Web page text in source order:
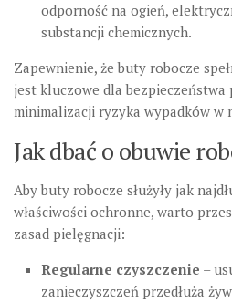
odporność na ogień,
substancji chemicznych.
Zapewnienie, że buty robocze
jest kluczowe dla bezpieczeństwa
minimalizacji ryzyka wypadków w
Jak dbać o obuwie
Aby buty robocze służyły jak
właściwości ochronne, warto
zasad pielęgnacji:
Regularne czyszczenie –
zanieczyszczeń przedłuża